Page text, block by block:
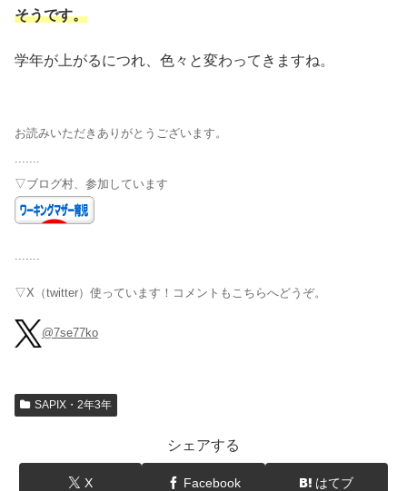
そうです。
学年が上がるにつれ、色々と変わってきますね。
お読みいただきありがとうございます。
▽ブログ村、参加しています
▽X（twitter）使っています！コメントもこちらへどうぞ。
@7se77ko
SAPIX・2年3年
シェアする
X Facebook はてブ